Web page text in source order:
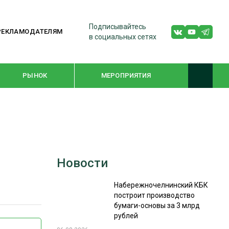
Подписывайтесь
в социальных сетях
РЫНОК МЕРОПРИЯТИЯ
WOODEX-2021
СУШКА ДРЕВЕСИНЫ
Новости
Набережночелнинский КБК
построит производство
бумаги-основы за 3 млрд
рублей